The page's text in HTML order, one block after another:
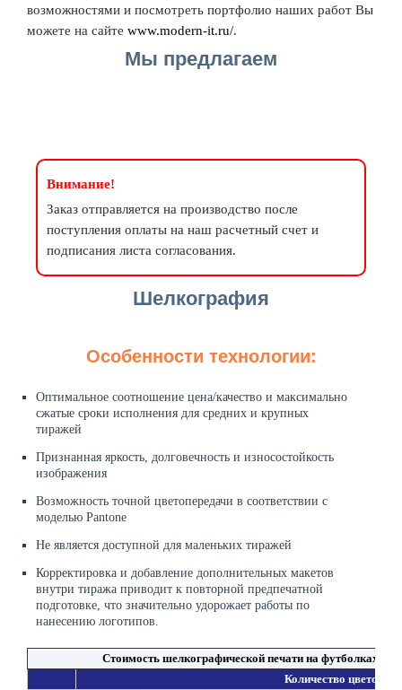
возможностями и посмотреть портфолио наших работ Вы
можете на сайте www.modern-it.ru/.
Мы предлагаем
Внимание!
Заказ отправляется на производство после
поступления оплаты на наш расчетный счет и
подписания листа согласования.
Шелкография
Особенности технологии:
Оптимальное соотношение цена/качество и максимально
сжатые сроки исполнения для средних и крупных
тиражей
Признанная яркость, долговечность и износостойкость
изображения
Возможность точной цветопередачи в соответствии с
моделью Pantone
Не является доступной для маленьких тиражей
Корректировка и добавление дополнительных макетов
внутри тиража приводит к повторной предпечатной
подготовке, что значительно удорожает работы по
нанесению логотипов.
Стоимость шелкографической печати на футболках/
Количество цветов